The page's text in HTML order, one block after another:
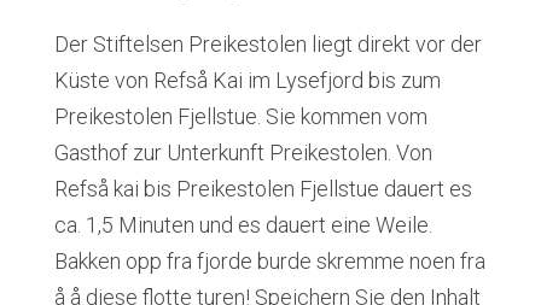
Der Stiftelsen Preikestolen liegt direkt vor der
Küste von Refså Kai im Lysefjord bis zum
Preikestolen Fjellstue. Sie kommen vom
Gasthof zur Unterkunft Preikestolen. Von
Refså kai bis Preikestolen Fjellstue dauert es
ca. 1,5 Minuten und es dauert eine Weile.
Bakken opp fra fjorde burde skremme noen fra
å å diese flotte turen! Speichern Sie den Inhalt